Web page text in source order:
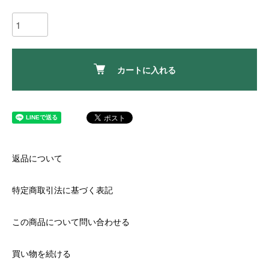
カートに入れる
返品について
特定商取引法に基づく表記
この商品について問い合わせる
買い物を続ける